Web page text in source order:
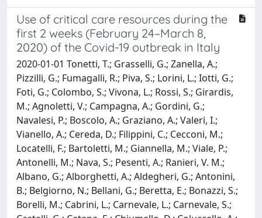
Use of critical care resources during the
first 2 weeks (February 24–March 8,
2020) of the Covid-19 outbreak in Italy
2020-01-01 Tonetti, T.; Grasselli, G.; Zanella, A.;
Pizzilli, G.; Fumagalli, R.; Piva, S.; Lorini, L.; Iotti, G.;
Foti, G.; Colombo, S.; Vivona, L.; Rossi, S.; Girardis,
M.; Agnoletti, V.; Campagna, A.; Gordini, G.;
Navalesi, P.; Boscolo, A.; Graziano, A.; Valeri, I.;
Vianello, A.; Cereda, D.; Filippini, C.; Cecconi, M.;
Locatelli, F.; Bartoletti, M.; Giannella, M.; Viale, P.;
Antonelli, M.; Nava, S.; Pesenti, A.; Ranieri, V. M.;
Albano, G.; Alborghetti, A.; Aldegheri, G.; Antonini,
B.; Belgiorno, N.; Bellani, G.; Beretta, E.; Bonazzi, S.;
Borelli, M.; Cabrini, L.; Carnevale, L.; Carnevale, S.;